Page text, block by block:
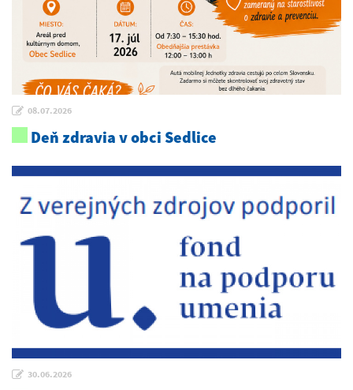
08.07.2026
Deň zdravia v obci Sedlice
30.06.2026